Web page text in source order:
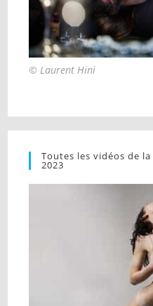
© Laurent Hini
Toutes les vidéos de
2023